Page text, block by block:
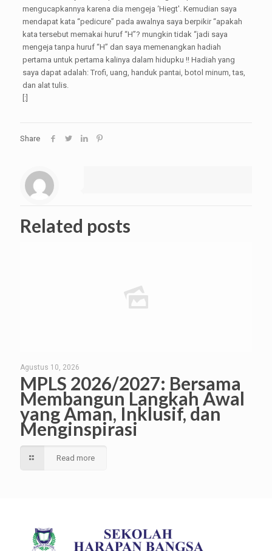
mengucapkannya karena dia mengeja ‘Hiegt'. Kemudian saya
mendapat kata “pedicure” pada awalnya saya berpikir “apakah
kata tersebut memakai huruf “H”? mungkin tidak “jadi saya
mengeja tanpa huruf “H” dan saya memenangkan hadiah
pertama untuk pertama kalinya dalam hidupku !! Hadiah yang
saya dapat adalah: Trofi, uang, handuk pantai, botol minum, tas,
dan alat tulis.
[:]
Share
Related posts
Agustus 10, 2026
MPLS 2026/2027: Bersama
Membangun Langkah Awal
yang Aman, Inklusif, dan
Menginspirasi
Read more